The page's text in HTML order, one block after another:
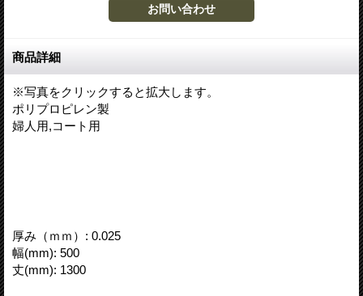
商品詳細
※写真をクリックすると拡大します。
ポリプロピレン製
婦人用,コート用
厚み（ｍｍ） : 0.025
幅(mm): 500
丈(mm): 1300